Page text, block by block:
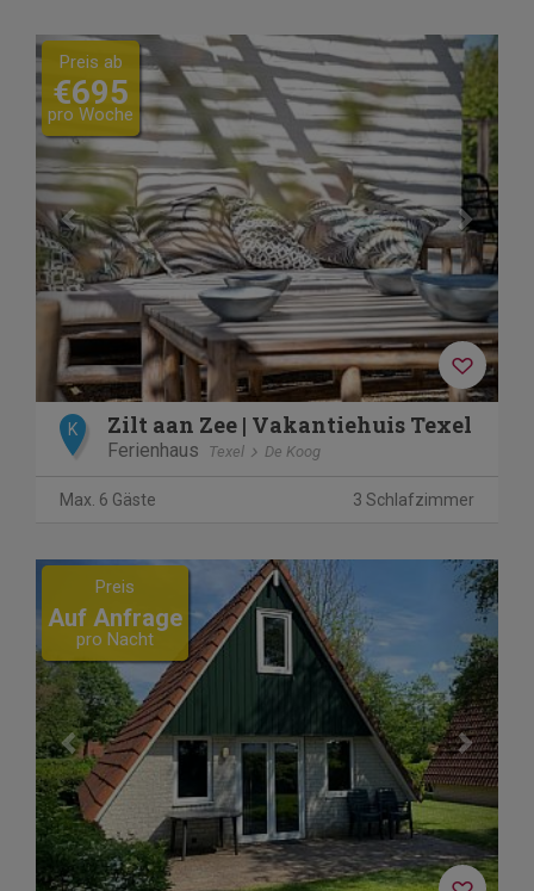
Previous Next
Preis ab
€695
pro Woche
K Zilt aan Zee | Vakantiehuis Texel
Ferienhaus Texel De Koog
Max. 6 Gäste 3 Schlafzimmer
Previous Next
Preis
Auf Anfrage
pro Nacht